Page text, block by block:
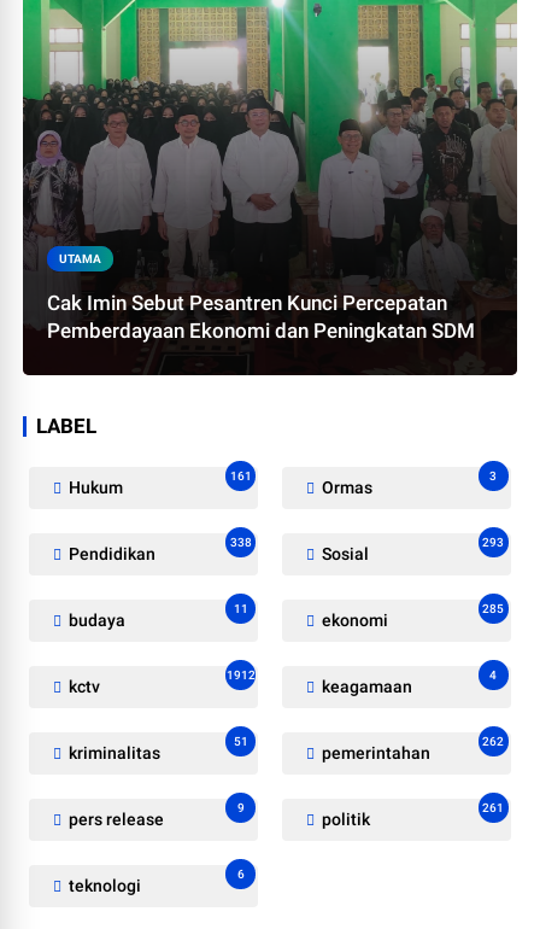
UTAMA
Cak Imin Sebut Pesantren Kunci Percepatan
Pemberdayaan Ekonomi dan Peningkatan SDM
LABEL
Hukum
161
Ormas
3
Pendidikan
338
Sosial
293
budaya
11
ekonomi
285
kctv
1912
keagamaan
4
kriminalitas
51
pemerintahan
262
pers release
9
politik
261
teknologi
6